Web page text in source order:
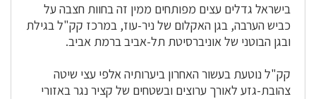
בישראל גדלים עצים מפותחים ממין זה בחוות חצבה על
כביש הערבה, בגן האקלום של ניר-עוז, במרכז קק"ל בגילת
ובגן הבוטני של אוניברסיטת תל-אביב ברמת אביב.
קק"ל נוטעת בעשור האחרון ביערותיה אלפי עצי שיטה
צהובת-גזע לאורך ערוצים ובשטחים של קציר נגר באזורי